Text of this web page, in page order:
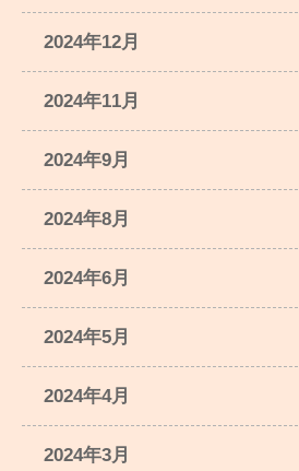
2024年12月
2024年11月
2024年9月
2024年8月
2024年6月
2024年5月
2024年4月
2024年3月